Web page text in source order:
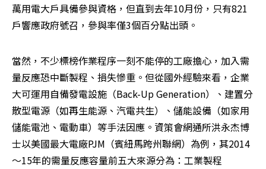
萬用電大戶具備參與資格，但直到去年10月份，只有821
戶響應政府號召，參與率僅3個百分點出頭。
當然，不少標榜作業程序一刻不能停的工廠擔心，加入需
量反應恐中斷製程、損失慘重。但從國外經驗來看，企業
大可運用自備發電設施（Back-Up Generation）、建置分
散型電源（如再生能源、汽電共生）、儲能設備（如家用
儲能電池、電動車）等手法因應。資策會網通所洪永杰博
士以美國最大電廠PJM（賓紐馬跨州聯網）為例，其2014
～15年的需量反應容量前五大來源分為：工業製程